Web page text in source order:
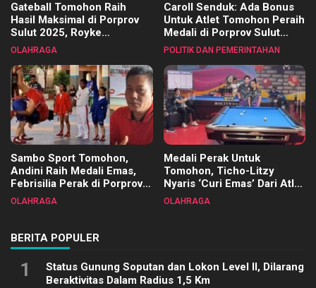
Gateball Tomohon Raih
Hasil Maksimal di Porprov
Sulut 2025, Royke
Tangkawarouw Ucapkan
OLAHRAGA
Caroll Senduk: Ada Bonus
Untuk Atlet Tomohon Peraih
Medali di Porprov Sulut
2025
POLITIK DAN PEMERINTAHAN
Sambo Sport Tomohon,
Andini Raih Medali Emas,
Febrisilia Perak di Porprov
Sulut 2025
OLAHRAGA
Medali Perak Untuk
Tomohon, Ticho-Litzy
Nyaris ‘Curi Emas’ Dari Atlet
Biliar PON di Porprov Sulut
OLAHRAGA
BERITA POPULER
1
Status Gunung Soputan dan Lokon Level II, Dilarang
Beraktivitas Dalam Radius 1,5 Km